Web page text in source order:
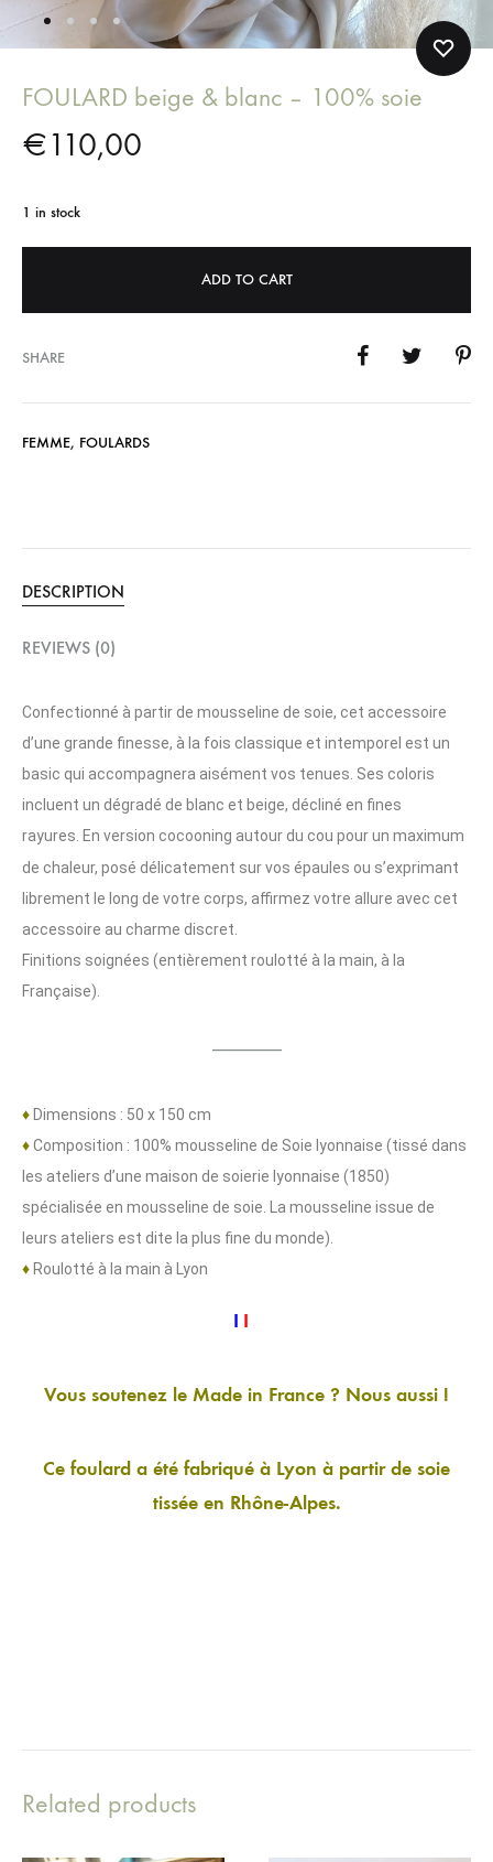
FOULARD beige & blanc – 100% soie
€110,00
1 in stock
ADD TO CART
SHARE
FEMME, FOULARDS
DESCRIPTION
REVIEWS (0)
Confectionné à partir de mousseline de soie, cet accessoire
d’une grande finesse, à la fois classique et intemporel est un
basic qui accompagnera aisément vos tenues. Ses coloris
incluent un dégradé de blanc et beige, décliné en fines
rayures. En version cocooning autour du cou pour un maximum
de chaleur, posé délicatement sur vos épaules ou s’exprimant
librement le long de votre corps, affirmez votre allure avec cet
accessoire au charme discret.
Finitions soignées (entièrement roulotté à la main, à la
Française).
♦ Dimensions : 50 x 150 cm
♦Composition : 100% mousseline de Soie lyonnaise (tissé dans
les ateliers d’une maison de soierie lyonnaise (1850)
spécialisée en mousseline de soie. La mousseline issue de
leurs ateliers est dite la plus fine du monde).
♦ Roulotté à la main à Lyon
I I
Vous soutenez le Made in France ? Nous aussi !
Ce foulard a été fabriqué à Lyon à partir de soie
tissée en Rhône-Alpes.
Related products